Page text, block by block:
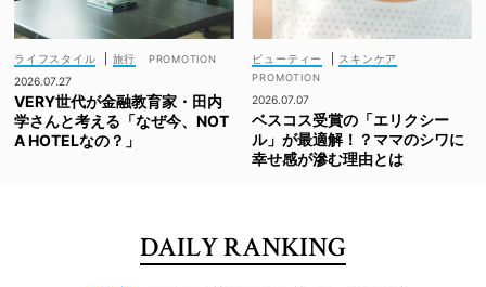
ライフスタイル
旅行
2026.07.27
VERY世代が金融教育家・田内
学さんと考える「なぜ今、NOT
A HOTELなの？」
ビューティー スキンケア
2026.07.07
ベスコス受賞の「エリクシー
ル」が最適解！？ママのシワに
幸せ感が滲む理由とは
DAILY RANKING